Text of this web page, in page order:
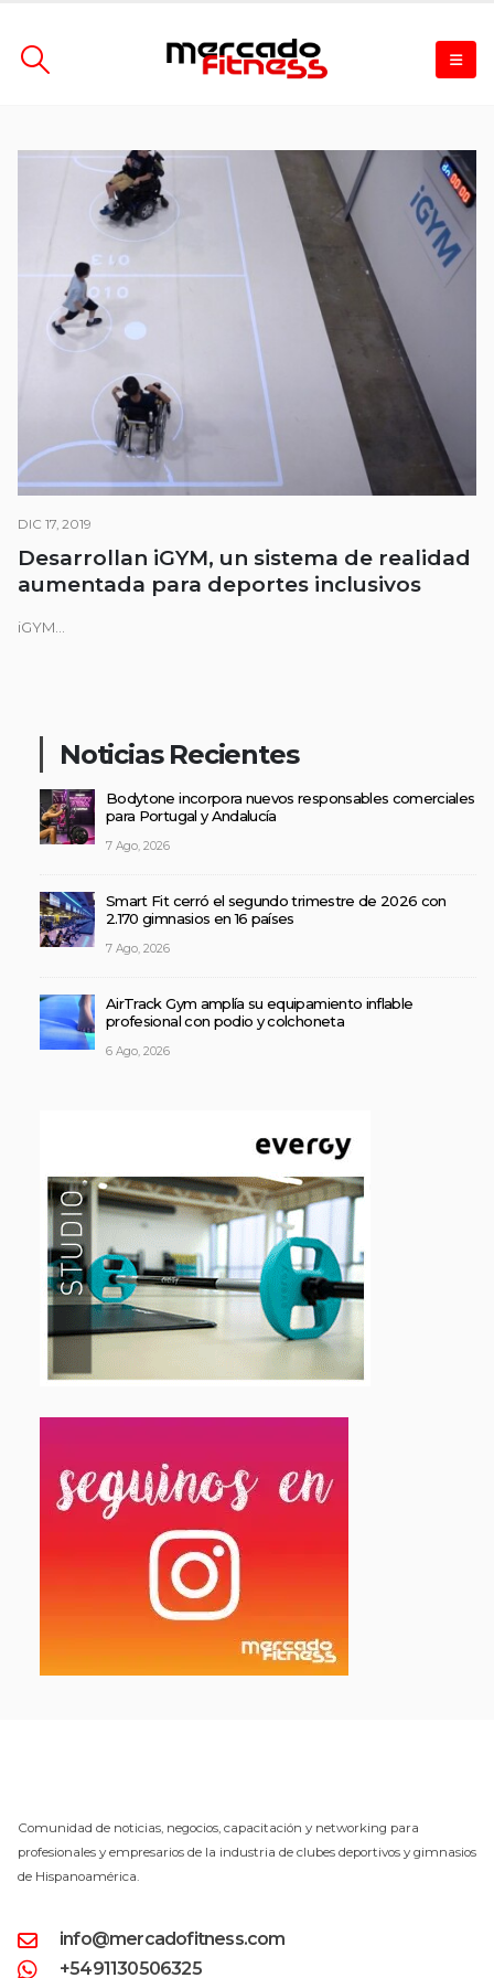
DIC 17, 2019
Desarrollan iGYM, un sistema de realidad
aumentada para deportes inclusivos
iGYM...
Noticias Recientes
Bodytone incorpora nuevos responsables comerciales
para Portugal y Andalucía
7 Ago, 2026
Smart Fit cerró el segundo trimestre de 2026 con
2.170 gimnasios en 16 países
7 Ago, 2026
AirTrack Gym amplía su equipamiento inflable
profesional con podio y colchoneta
6 Ago, 2026
Comunidad de noticias, negocios, capacitación y networking para
profesionales y empresarios de la industria de clubes deportivos y gimnasios
de Hispanoamérica.
info@mercadofitness.com
+5491130506325